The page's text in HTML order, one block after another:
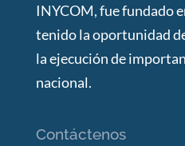
INYCOM, fue fundado
tenido la oportunidad
la ejecución de
nacional.
Contáctenos